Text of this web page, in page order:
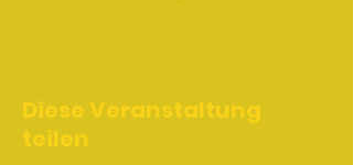
Diese Veranstaltung
teilen